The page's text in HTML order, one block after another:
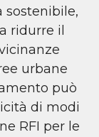
sostenibile,
ridurre il
urbane
può
di modi
RFI per le